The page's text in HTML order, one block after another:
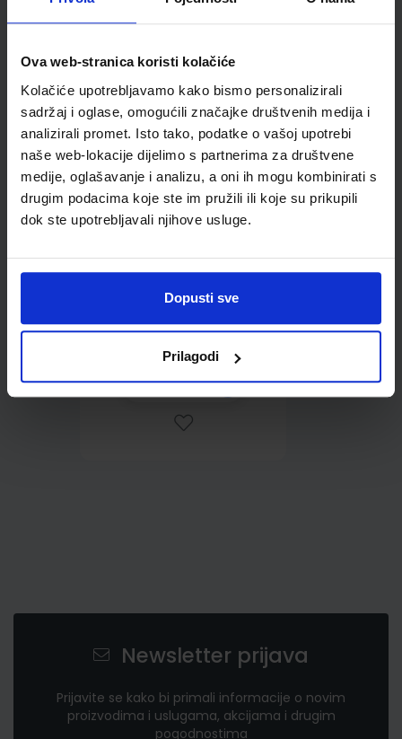
Ova web-stranica koristi kolačiće
Kolačiće upotrebljavamo kako bismo personalizirali
sadržaj i oglase, omogućili značajke društvenih medija i
analizirali promet. Isto tako, podatke o vašoj upotrebi
naše web-lokacije dijelimo s partnerima za društvene
medije, oglašavanje i analizu, a oni ih mogu kombinirati s
drugim podacima koje ste im pružili ili koje su prikupili
dok ste upotrebljavali njihove usluge.
Dopusti sve
Prilagodi
Omot PVC za školske
udžbenike; dimenzije
412x267; tip 170
0,85 €
Newsletter prijava
Prijavite se kako bi primali informacije o novim
proizvodima i uslugama, akcijama i drugim
pogodnostima